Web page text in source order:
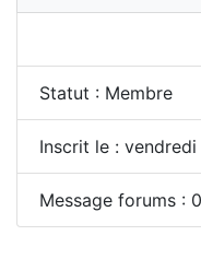
Statut : Membre
Inscrit le :
Message forums : 0